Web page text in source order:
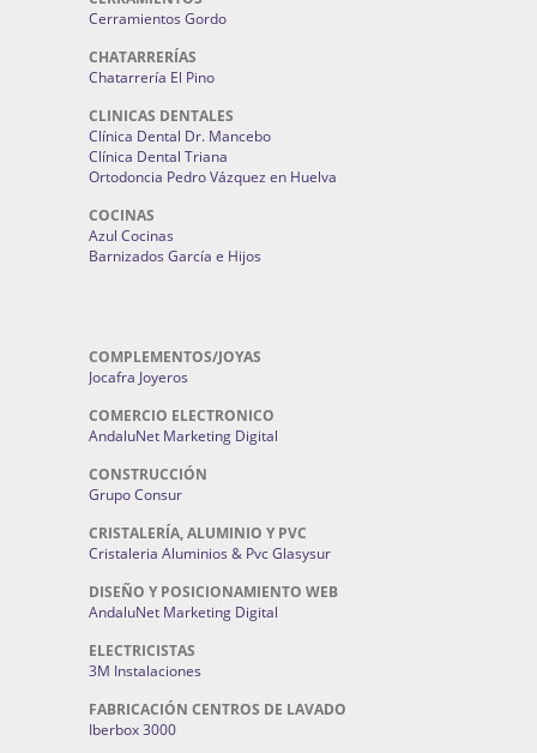
Cerramientos Gordo
CHATARRERÍAS
Chatarrería El Pino
CLINICAS DENTALES
Clínica Dental Dr. Mancebo
Clínica Dental Triana
Ortodoncia Pedro Vázquez en Huelva
COCINAS
Azul Cocinas
Barnizados García e Hijos
COMPLEMENTOS/JOYAS
Jocafra Joyeros
COMERCIO ELECTRONICO
AndaluNet Marketing Digital
CONSTRUCCIÓN
Grupo Consur
CRISTALERÍA, ALUMINIO Y PVC
Cristaleria Aluminios & Pvc Glasysur
DISEÑO Y POSICIONAMIENTO WEB
AndaluNet Marketing Digital
ELECTRICISTAS
3M Instalaciones
FABRICACIÓN CENTROS DE LAVADO
Iberbox 3000